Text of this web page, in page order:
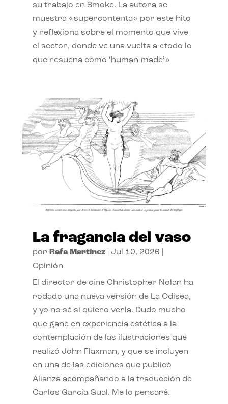
su trabajo en Smoke. La autora se
muestra «supercontenta» por este hito
y reflexiona sobre el momento que vive
el sector, donde ve una vuelta a «todo lo
que resuena como ‘human-made’»
La fragancia del vaso
por Rafa Martínez| Jul 10, 2026
Opinión
El director de cine Christopher Nolan ha
rodado una nueva versión de La Odisea,
y yo no sé si quiero verla. Dudo mucho
que gane en experiencia estética a la
contemplación de las ilustraciones que
realizó John Flaxman, y que se incluyen
en una de las ediciones que publicó
Alianza acompañando a la traducción de
Carlos García Gual. Me lo pensaré.